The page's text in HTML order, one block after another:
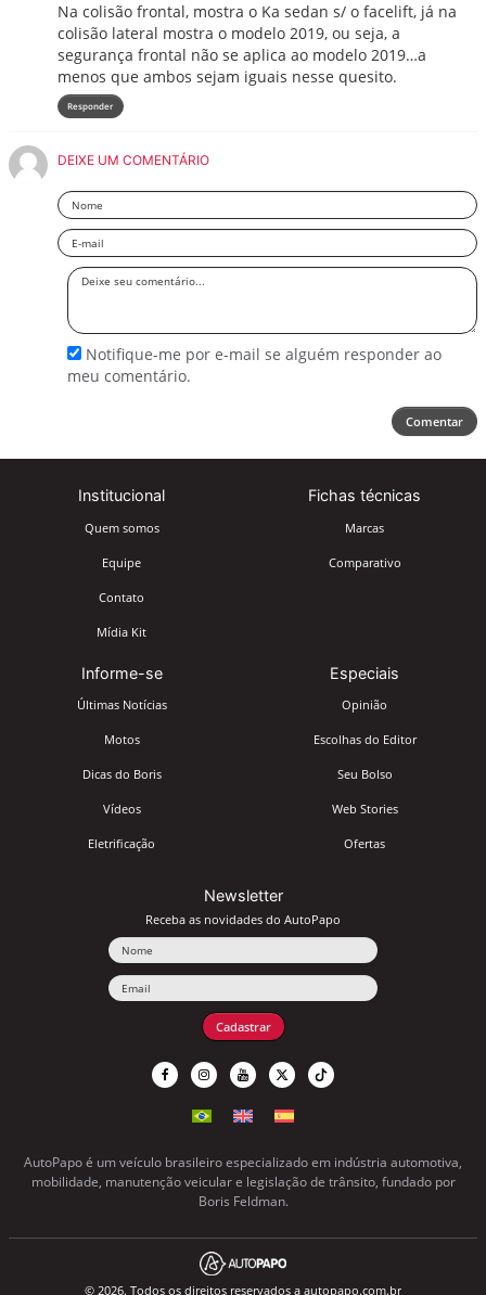
Na colisão frontal, mostra o Ka sedan s/ o facelift, já na
colisão lateral mostra o modelo 2019, ou seja, a
segurança frontal não se aplica ao modelo 2019…a
menos que ambos sejam iguais nesse quesito.
Responder
DEIXE UM COMENTÁRIO
Nome
Email
Deixe
Notifique-me por e-mail se alguém responder ao
meu comentário.
Comentar
Institucional
Quem somos
Equipe
Contato
Mídia Kit
Fichas técnicas
Marcas
Comparativo
Informe-se
Últimas Notícias
Motos
Dicas do Boris
Vídeos
Eletrificação
Especiais
Opinião
Escolhas do Editor
Seu Bolso
Web Stories
Ofertas
Newsletter
Receba as novidades do AutoPapo
Cadastrar
AutoPapo é um veículo brasileiro especializado em indústria automotiva,
mobilidade, manutenção veicular e legislação de trânsito, fundado por
Boris Feldman.
© 2026. Todos os direitos reservados a autopapo.com.br